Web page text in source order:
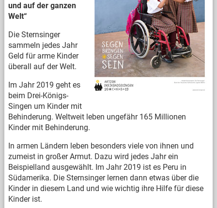
und auf der ganzen
Welt“
Die Sternsinger
sammeln jedes Jahr
Geld für arme Kinder
überall auf der Welt.
Im Jahr 2019 geht es
beim Drei-Königs-
Singen um Kinder mit
Behinderung. Weltweit leben ungefähr 165 Millionen
Kinder mit Behinderung.
In armen Ländern leben besonders viele von ihnen und
zumeist in großer Armut. Dazu wird jedes Jahr ein
Beispielland ausgewählt. Im Jahr 2019 ist es Peru in
Südamerika. Die Sternsinger lernen dann etwas über die
Kinder in diesem Land und wie wichtig ihre Hilfe für diese
Kinder ist.